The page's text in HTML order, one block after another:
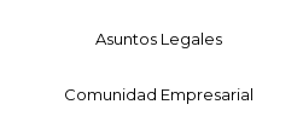
Asuntos Legales
Comunidad Empresarial